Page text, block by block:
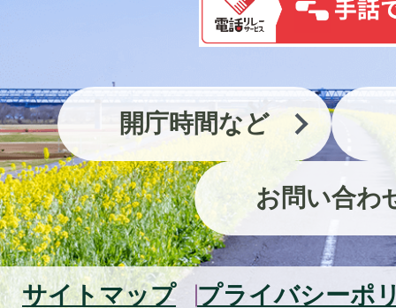
開庁時間など
お問い合わ
サイトマップ
プライバシーポ